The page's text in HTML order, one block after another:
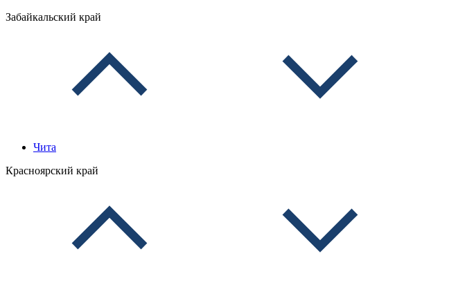
Забайкальский край
Чита
Красноярский край